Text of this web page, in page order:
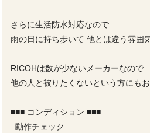
さらに生活防水対応なので
雨の日に持ち歩いて 他とは違う雰囲
RICOHは数が少ないメーカーなので
他の人と被りたくないという方にも
■■■ コンディション ■■■
□動作チェック